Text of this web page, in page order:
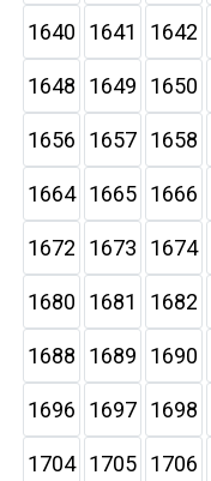
1640 1641 1642
1648 1649 1650
1656 1657 1658
1664 1665 1666
1672 1673 1674
1680 1681 1682
1688 1689 1690
1696 1697 1698
1704 1705 1706